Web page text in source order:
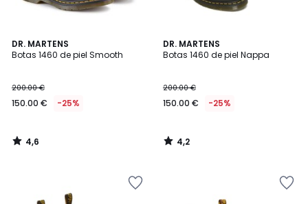
DR. MARTENS
Botas 1460 de piel Smooth
200.00 €
150.00 € -25%
4,6
/ 5
4,6
/
DR. MARTENS
Botas 1460 de piel Nappa
200.00 €
150.00 € -25%
4,2
/ 5
4,2
/